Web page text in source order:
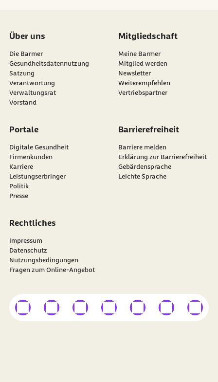
Verbraucherzentrale Schleswig-Holstein
(Abruf vom 22.05.2026):
Mehrwertsteuer bei
Lebensmitteln – so sieht es in Deutschland
aus
Über uns
Die Barmer
Gesundheitsdatennutzung
Satzung
Verantwortung
Verwaltungsrat
Vorstand
Mitgliedschaft
Meine Barmer
Mitglied werden
Newsletter
externer Link:
Weiterempfehlen
Vertriebspartner
Portale
Digitale Gesundheit
Firmenkunden
Karriere
Leistungserbringer
Politik
Presse
Barrierefreiheit
Barriere melden
Erklärung zur Barrierefreiheit
Gebärdensprache
Leichte Sprache
Rechtliches
Impressum
Datenschutz
Nutzungsbedingungen
Fragen zum Online-Angebot
Besuchen Sie dieBARMER auf
externer Linkexterner Linkexterner Linkexterner Linkexterner Linkexterner Link